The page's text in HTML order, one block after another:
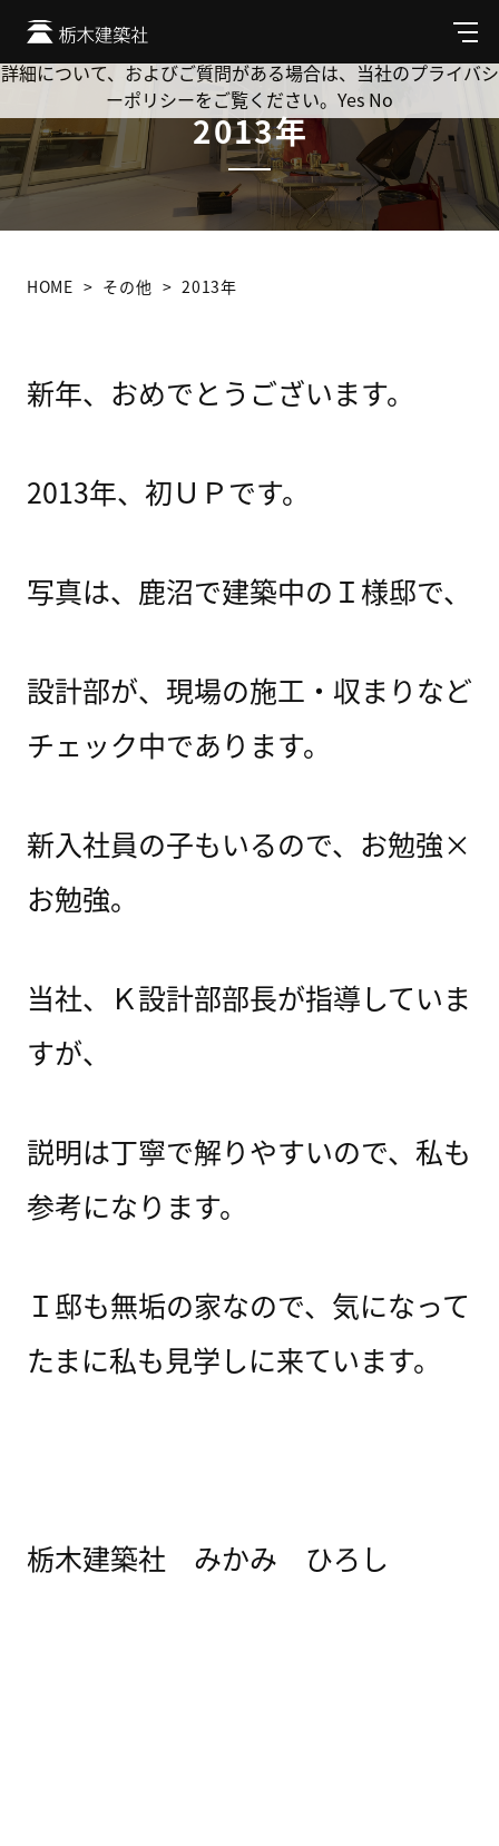
メ
ニ
ュ
2013年
HOME その他 2013年
新年、おめでとうございます。
2013年、初ＵＰです。
写真は、鹿沼で建築中のＩ様邸で、
設計部が、現場の施工・収まりなど
チェック中であります。
新入社員の子もいるので、お勉強×
お勉強。
当社、Ｋ設計部部長が指導していま
すが、
説明は丁寧で解りやすいので、私も
参考になります。
Ｉ邸も無垢の家なので、気になって
たまに私も見学しに来ています。
栃木建築社 みかみ ひろし
Cookie を使用して、お客様の活動を追跡してもよろしいです
か? 当社ではお客様のプライバシーを極めて重視しています。
詳細について、およびご質問がある場合は、当社のプライバシ
ーポリシーをご覧ください。 Yes No